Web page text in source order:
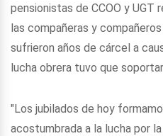
pensionistas de CCOO y UGT
las compañeras y
sufrieron años de cárcel a
lucha obrera tuvo que
"Los jubilados de hoy
acostumbrada a la lucha por